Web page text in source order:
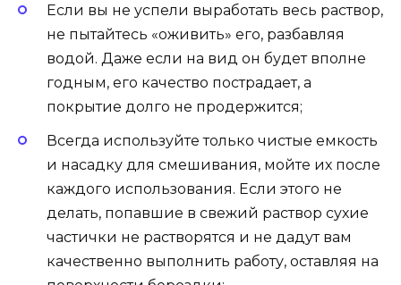
Если вы не успели выработать весь раствор,
не пытайтесь «оживить» его, разбавляя
водой. Даже если на вид он будет вполне
годным, его качество пострадает, а
покрытие долго не продержится;
Всегда используйте только чистые емкость
и насадку для смешивания, мойте их после
каждого использования. Если этого не
делать, попавшие в свежий раствор сухие
частички не растворятся и не дадут вам
качественно выполнить работу, оставляя на